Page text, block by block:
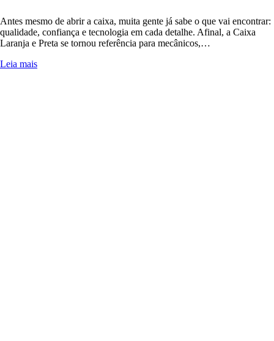
Antes mesmo de abrir a caixa, muita gente já sabe o que vai encontrar:
qualidade, confiança e tecnologia em cada detalhe. Afinal, a Caixa
Laranja e Preta se tornou referência para mecânicos,…
Leia mais